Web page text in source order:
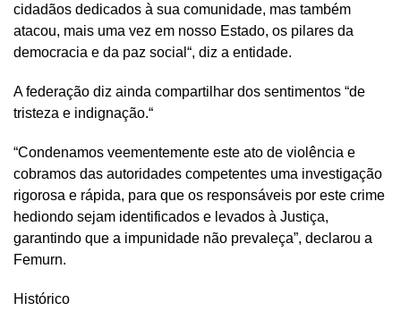
cidadãos dedicados à sua comunidade, mas também
atacou, mais uma vez em nosso Estado, os pilares da
democracia e da paz social“, diz a entidade.
A federação diz ainda compartilhar dos sentimentos “de
tristeza e indignação.“
“Condenamos veementemente este ato de violência e
cobramos das autoridades competentes uma investigação
rigorosa e rápida, para que os responsáveis por este crime
hediondo sejam identificados e levados à Justiça,
garantindo que a impunidade não prevaleça”, declarou a
Femurn.
Histórico